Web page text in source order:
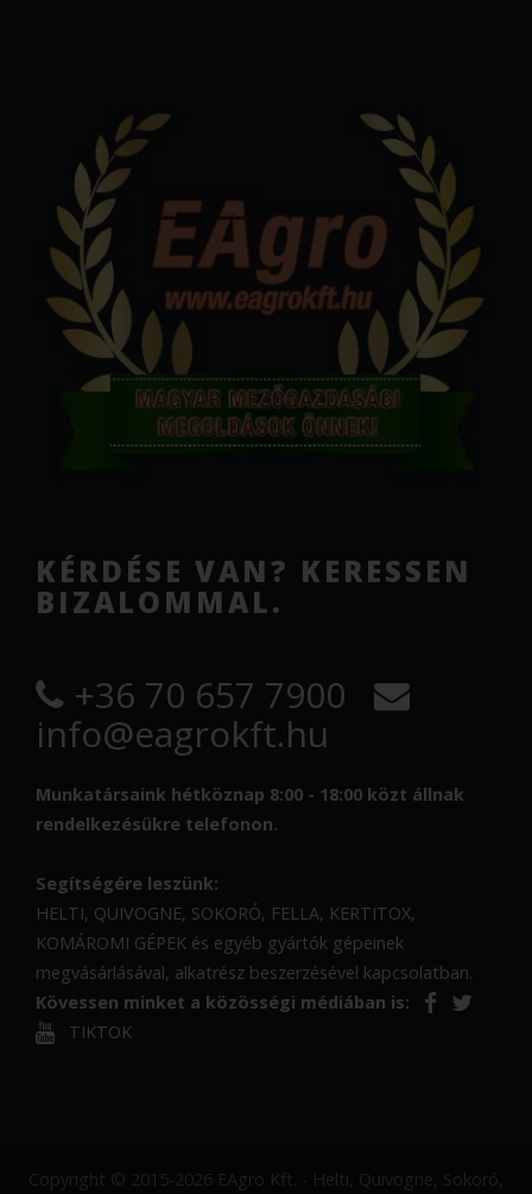
KÉRDÉSE VAN? KERESSEN
BIZALOMMAL.
+36 70 657 7900
info@eagrokft.hu
Munkatársaink hétköznap 8:00 - 18:00 közt állnak
rendelkezésükre telefonon.
Segítségére leszünk:
HELTI, QUIVOGNE, SOKORÓ, FELLA, KERTITOX,
KOMÁROMI GÉPEK és egyéb gyártók gépeinek
megvásárlásával, alkatrész beszerzésével kapcsolatban.
Kövessen minket a közösségi médiában is:
TIKTOK
Copyright © 2015-2026 EAgro Kft. - Helti, Quivogne, Sokoró,